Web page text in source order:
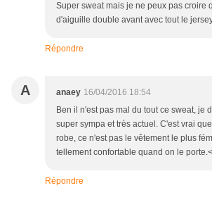
Super sweat mais je ne peux pas croire
d'aiguille double avant avec tout le
Répondre
A anaey 16/04/2016 18:54
Ben il n'est pas mal du tout ce sweat, je
super sympa et très actuel. C'est vrai
robe, ce n'est pas le vêtement le plus
tellement confortable quand on le
Répondre